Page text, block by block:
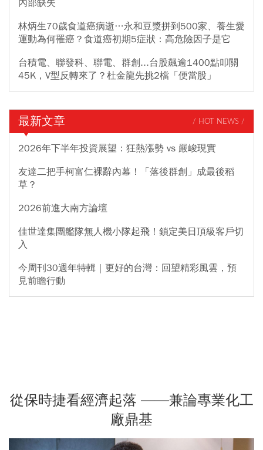
內部缺失
林炳生70歲食道癌病逝…永和豆漿拼到500家、養生愛
運動為何罹癌？食道癌初期5症狀：高危險因子是它
台積電、聯發科、聯電、群創...台股飆逾1400點叩關
45K，V型反轉來了？杜金龍先挑2檔「便當股」
最新文章 / HOT NEWS /
2026年下半年投資展望：狂熱漲勢 vs 嚴峻現實
友達二把手柯富仁裸辭內幕！「落後群創」成最後稻
草？
2026前進大南方論壇
佳世達集團艦隊無人機小隊起飛！鎖定美日頂級客戶切
入
今周刊30週年特輯｜更好的台灣：回望精彩風雲，預
見前瞻行動
從保時捷看經濟起落 ——兼論專業化工
廠鼎基